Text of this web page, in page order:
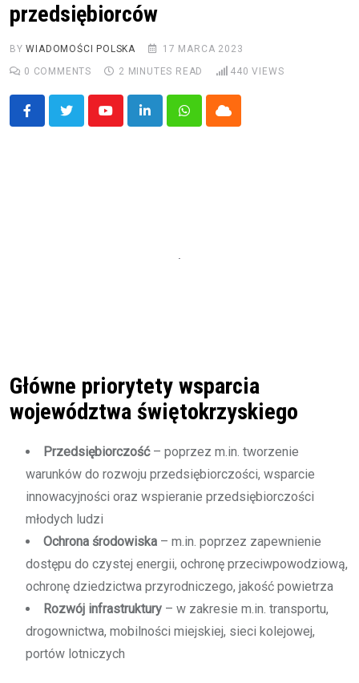
przedsiębiorców
BYWIADOMOŚCI POLSKA
17 MARCA 2023
0 COMMENTS 2 MINUTES READ 440 VIEWS
YoutubeLinkedInWhatsappCloud
Główne priorytety wsparcia
województwa świętokrzyskiego
Przedsiębiorczość– poprzez m.in. tworzenie
warunków do rozwoju przedsiębiorczości, wsparcie
innowacyjności oraz wspieranie przedsiębiorczości
młodych ludzi
Ochrona środowiska – m.in. poprzez zapewnienie
dostępu do czystej energii, ochronę przeciwpowodziową,
ochronę dziedzictwa przyrodniczego, jakość powietrza
Rozwój infrastruktury – w zakresie m.in. transportu,
drogownictwa, mobilności miejskiej, sieci kolejowej,
portów lotniczych